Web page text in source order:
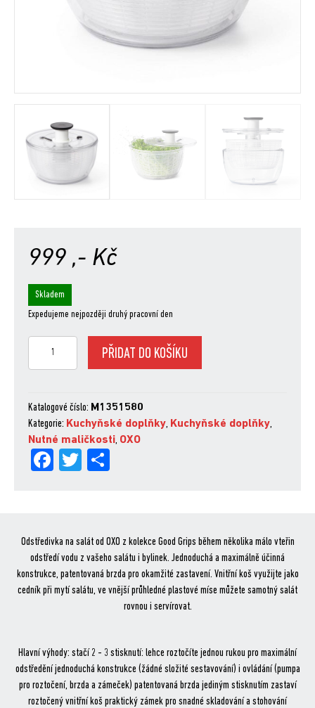
999 ,- Kč
Skladem
Expedujeme nejpozději druhý pracovní den
PŘIDAT DO KOŠÍKU
Katalogové číslo: M1351580
Kategorie: Kuchyňské doplňky, Kuchyňské doplňky,
Nutné maličkosti, OXO
Fa
Tw
Odstředivka na salát od OXO z kolekce Good Grips během několika málo vteřin
odstředí vodu z vašeho salátu i bylinek. Jednoduchá a maximálně účinná
konstrukce, patentovaná brzda pro okamžité zastavení. Vnitřní koš využijte jako
cedník při mytí salátu, ve vnější průhledné plastové míse můžete samotný salát
rovnou i servírovat.
Hlavní výhody: stačí 2 - 3 stisknutí: lehce roztočíte jednou rukou pro maximální
odstředění jednoduchá konstrukce (žádné složité sestavování) i ovládání (pumpa
pro roztočení, brzda a zámeček) patentovaná brzda jediným stisknutím zastaví
roztočený vnitřní koš praktický zámek pro snadné skladování a stohování